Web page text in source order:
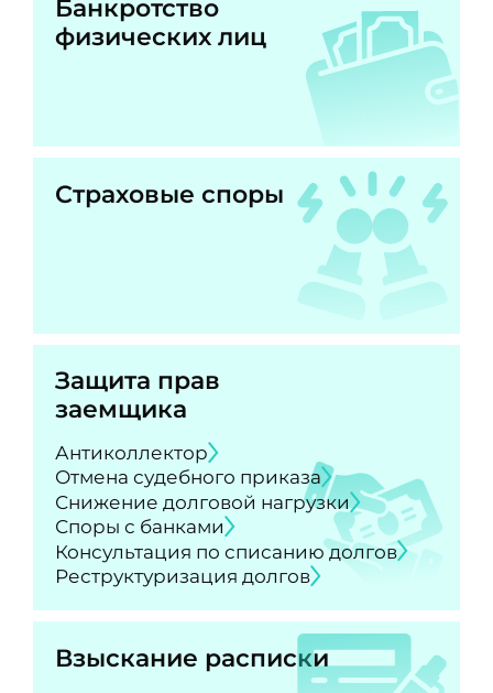
Банкротство
физических лиц
Страховые споры
Защита прав
заемщика
Антиколлектор
Отмена судебного приказа
Снижение долговой нагрузки
Споры с банками
Консультация по списанию долгов
Реструктуризация долгов
Взыскание расписки